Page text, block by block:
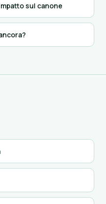
sul canone